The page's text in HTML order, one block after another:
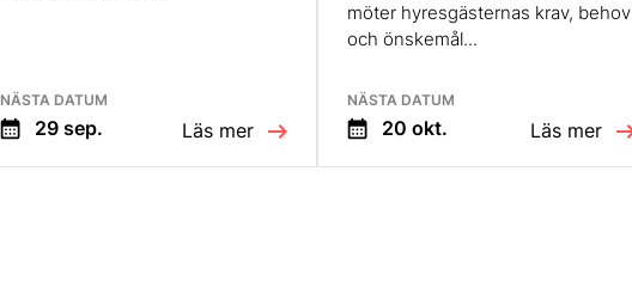
NÄSTA DATUM
29 sep. Läs mer
möter hyresgästernas krav, behov
och önskemål...
NÄSTA DATUM
20 okt. Läs mer